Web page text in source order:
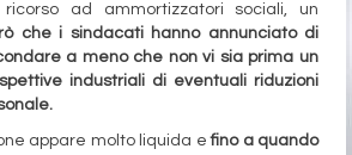
ad ammortizzatori sociali, un
che i sindacati hanno annunciato di
a meno che non vi sia prima un
industriali di eventuali riduzioni
appare molto liquida efino a quando